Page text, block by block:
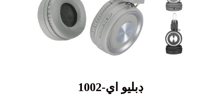
ڊبليو اي-1002